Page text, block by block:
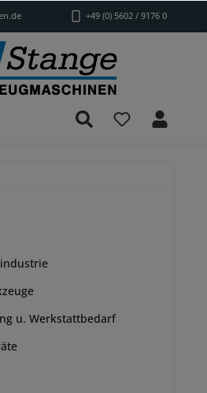
+49 (0) 5602 / 9176 0
u. Werkstattbedarf